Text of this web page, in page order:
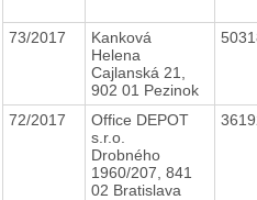
73/2017
Kanková
Helena
Cajlanská 21,
902 01 Pezinok
72/2017
Office DEPOT
s.r.o.
Drobného
1960/207, 841
02 Bratislava